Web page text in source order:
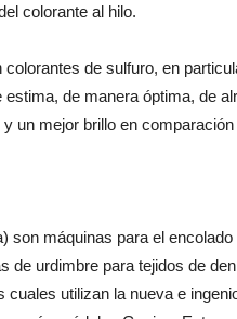
colorante al hilo.
de sulfuro, en
estima, de manera óptima, de
un mejor brillo en
son máquinas para el
de urdimbre para tejidos de
cuales utilizan la nueva e